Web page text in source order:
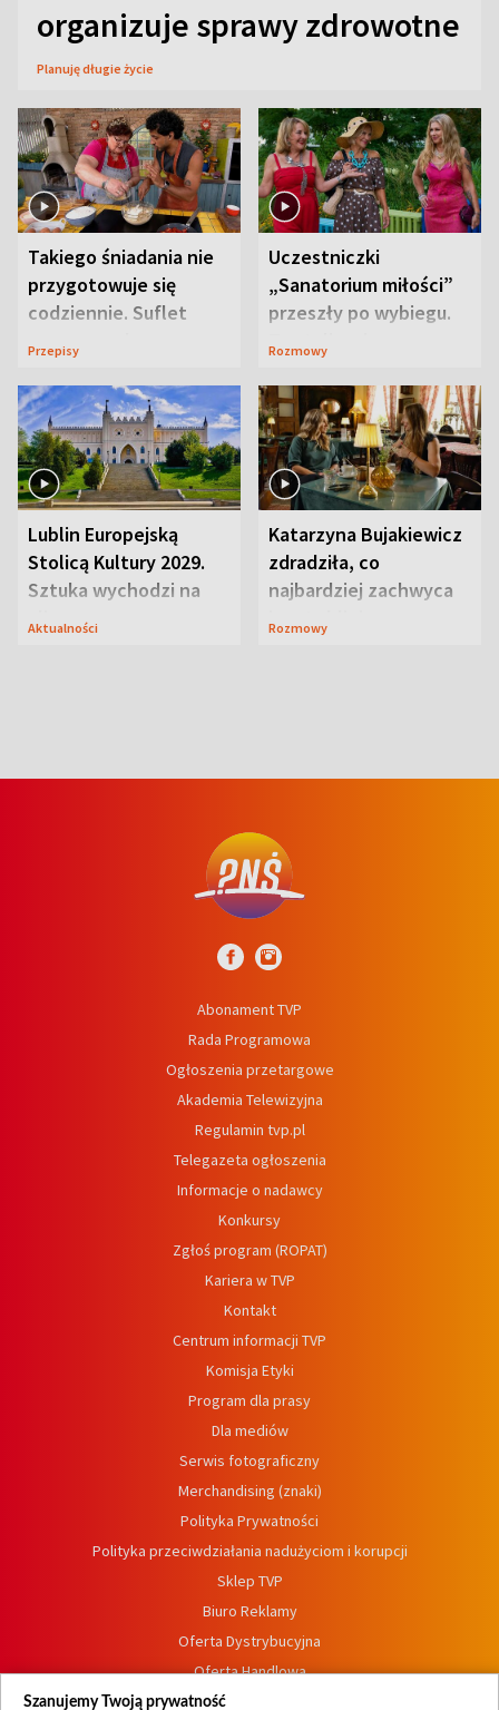
organizuje sprawy zdrowotne
Planuję długie życie
Takiego śniadania nie
przygotowuje się
codziennie. Suflet
serowy zachwyca
Przepisy
Uczestniczki
„Sanatorium miłości”
przeszły po wybiegu.
Te stylizacje
Rozmowy
Lublin Europejską
Stolicą Kultury 2029.
Sztuka wychodzi na
ulice
Aktualności
Katarzyna Bujakiewicz
zdradziła, co
najbardziej zachwyca
ją w Lublinie
Rozmowy
Abonament TVP
Rada Programowa
Ogłoszenia przetargowe
Akademia Telewizyjna
Regulamin tvp.pl
Telegazeta ogłoszenia
Informacje o nadawcy
Konkursy
Zgłoś program (ROPAT)
Kariera w TVP
Kontakt
Centrum informacji TVP
Komisja Etyki
Program dla prasy
Dla mediów
Serwis fotograficzny
Merchandising (znaki)
Polityka Prywatności
Polityka przeciwdziałania nadużyciom i korupcji
Sklep TVP
Biuro Reklamy
Oferta Dystrybucyjna
Oferta Handlowa
Dostępność
Szanujemy Twoją prywatność